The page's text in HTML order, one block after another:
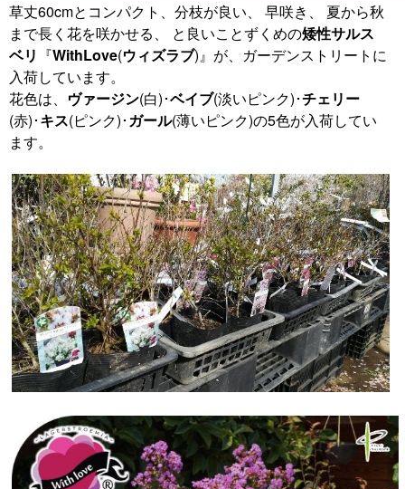
草丈60cmとコンパクト、分枝が良い、 早咲き、 夏から秋
まで長く花を咲かせる、 と良いことずくめの矮性サルス
ベリ 『WithLove(ウィズラブ)』が、ガーデンストリートに
入荷しています。
花色は、 ヴァージン(白)･ベイブ(淡いピンク)･チェリー
(赤)･キス(ピンク)･ガール(薄いピンク)の5色が入荷してい
ます。